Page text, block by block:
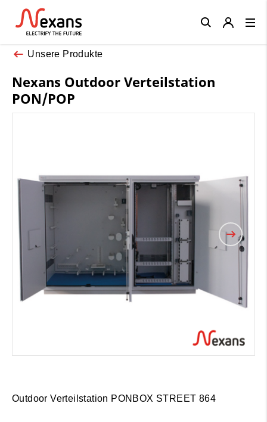
Unsere Produkte
Nexans Outdoor Verteilstation
PON/POP
Outdoor Verteilstation PONBOX STREET 864
Close